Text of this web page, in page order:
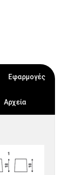
Εφαρμογές
Αρχεία